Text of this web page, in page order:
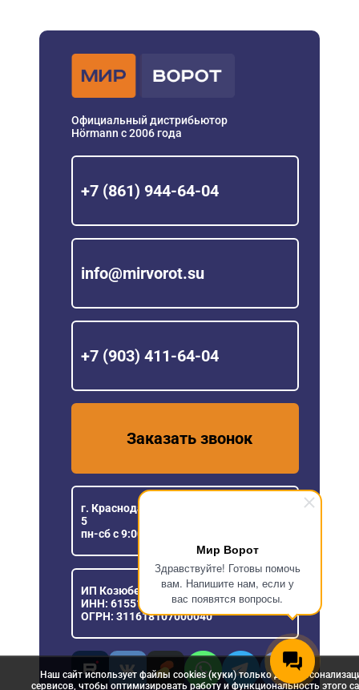
Мир Ворот
Здравствуйте! Готовы помочь
вам. Напишите нам, если у
вас появятся вопросы.
Официальный дистрибьютор
Hörmann с 2006 года
+7 (861) 944-64-04
info@mirvorot.su
+7 (903) 411-64-04
Заказать звонок
г. Краснодар, ул. Уральская, 151/1, офис
5
пн-сб с 9:00 до 18:00
ИП Козюберда Денис Александрович
ИНН: 615516030057
ОГРН: 311618107000040
Наш сайт использует файлы cookies (куки) только для
сервисов, чтобы оптимизировать работу и функциональность этого